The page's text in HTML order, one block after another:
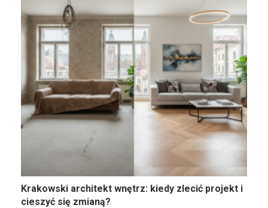
Krakowski architekt wnętrz: kiedy zlecić projekt i
cieszyć się zmianą?